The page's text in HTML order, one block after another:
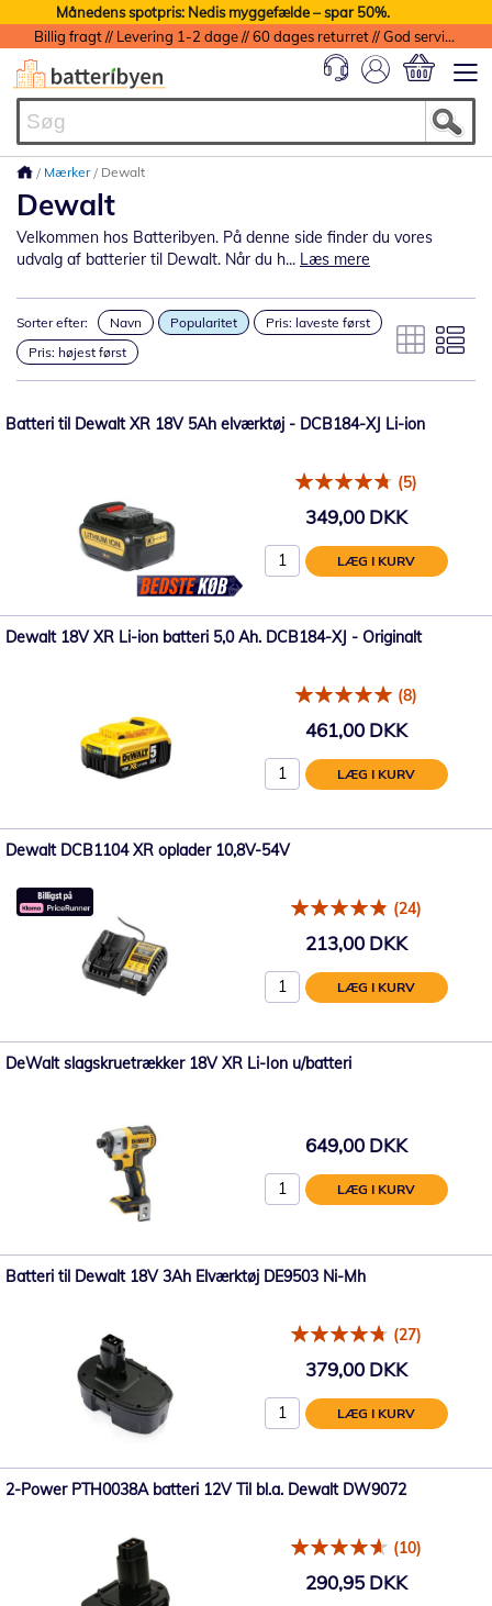
Månedens spotpris: Nedis myggefælde – spar 50%.
Billig fragt // Levering 1-2 dage // 60 dages returret // God service med garanti
Mærker Dewalt
Dewalt
Velkommen hos Batteribyen. På denne side finder du vores
udvalg af batterier til Dewalt. Når du h... Læs mere
Sorter efter: Navn Popularitet
Pris: laveste først
Pris: højest først
Batteri til Dewalt XR 18V 5Ah elværktøj - DCB184-XJ Li-ion
(5)
349,00 DKK
LÆG I KURV
Dewalt 18V XR Li-ion batteri 5,0 Ah. DCB184-XJ - Originalt
(8)
461,00 DKK
LÆG I KURV
Dewalt DCB1104 XR oplader 10,8V-54V
(24)
213,00 DKK
LÆG I KURV
DeWalt slagskruetrækker 18V XR Li-Ion u/batteri
649,00 DKK
LÆG I KURV
Batteri til Dewalt 18V 3Ah Elværktøj DE9503 Ni-Mh
(27)
379,00 DKK
LÆG I KURV
2-Power PTH0038A batteri 12V Til bl.a. Dewalt DW9072
(10)
290,95 DKK